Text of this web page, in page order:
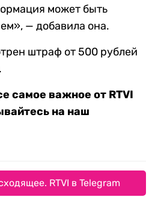
может быть
— добавила она.
штраф от 500 рублей
самое важное от RTVI
на наш
RTVI в Telegram